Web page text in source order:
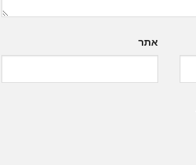
אתר